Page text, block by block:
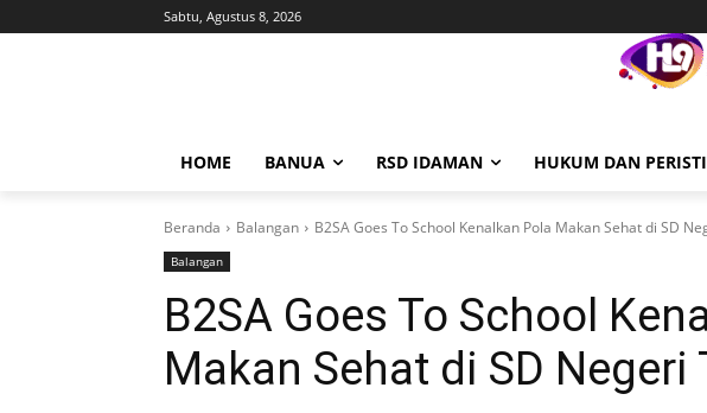
Sabtu, Agustus 8, 2026
HOME BANUA RSD IDAMAN HUKUM DAN
Beranda Balangan B2SA Goes To School Kenalkan Pola Makan Sehat di SD
Balangan
B2SA Goes To School
Makan Sehat di SD Negeri